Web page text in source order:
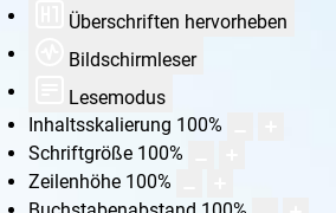
Überschriften hervorheben
Bildschirmleser
Lesemodus
Inhaltsskalierung 100%
Schriftgröße 100%
Zeilenhöhe 100%